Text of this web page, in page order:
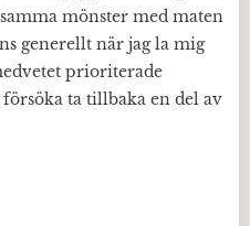
mönster med maten
generellt när jag la mig
prioriterade
ta tillbaka en del av